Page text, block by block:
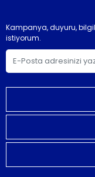
Kampanya, duyuru,
istiyorum.